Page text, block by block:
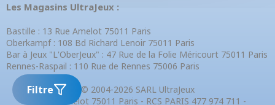
Filtre
Les Magasins UltraJeux :
Bastille : 13 Rue Amelot 75011 Paris
Oberkampf : 108 Bd Richard Lenoir 75011 Paris
Bar à Jeux "L'OberJeux" : 47 Rue de la Folie Méricourt 75011 Paris
Rennes-Raspail : 110 Rue de Rennes 75006 Paris
© 2004-2026 SARL UltraJeux
13 Rue Amelot 75011 Paris - RCS PARIS 477 974 711 -